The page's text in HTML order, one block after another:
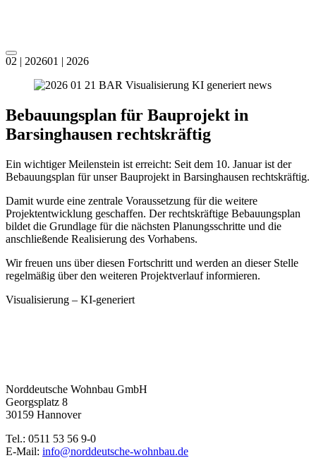
Menü
02 | 202601 | 2026
Bebauungsplan für Bauprojekt in
Barsinghausen rechtskräftig
Ein wichtiger Meilenstein ist erreicht: Seit dem 10. Januar ist der
Bebauungsplan für unser Bauprojekt in Barsinghausen rechtskräftig.
Damit wurde eine zentrale Voraussetzung für die weitere
Projektentwicklung geschaffen. Der rechtskräftige Bebauungsplan
bildet die Grundlage für die nächsten Planungsschritte und die
anschließende Realisierung des Vorhabens.
Wir freuen uns über diesen Fortschritt und werden an dieser Stelle
regelmäßig über den weiteren Projektverlauf informieren.
Visualisierung – KI-generiert
Norddeutsche Wohnbau GmbH
Georgsplatz 8
30159 Hannover
Tel.: 0511 53 56 9-0
E-Mail: info@norddeutsche-wohnbau.de